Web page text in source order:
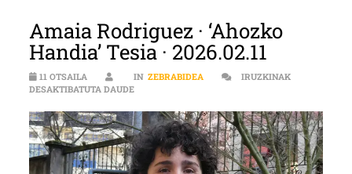
Amaia Rodriguez · ‘Ahozko
Handia’ Tesia · 2026.02.11
11 OTSAILA IN ZEBRABIDEA
IRUZKINAK
DESAKTIBATUTA DAUDEAMAIA RODRIGUEZ · ‘AHOZKO HANDIA’ TESIA ·